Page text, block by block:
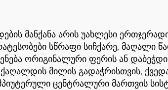
მანქანა არის უახლესი
სწრაფი სიჩქარე,
ორიგინალური ფერის ან
მილის გადაჭრისთვის,
ცენტრალური მართვის